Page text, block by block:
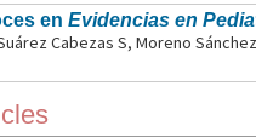
en Evidencias en
Cabezas S, Moreno